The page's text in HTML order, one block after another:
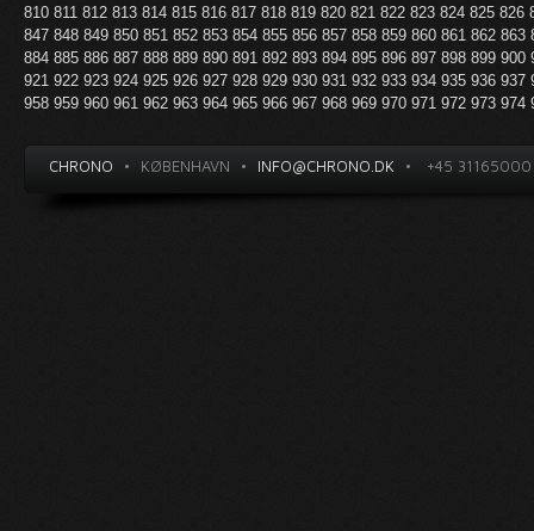
810 811 812 813 814 815 816 817 818 819 820 821 822 823 824 825 826
847 848 849 850 851 852 853 854 855 856 857 858 859 860 861 862 863
884 885 886 887 888 889 890 891 892 893 894 895 896 897 898 899 900
921 922 923 924 925 926 927 928 929 930 931 932 933 934 935 936 937
958 959 960 961 962 963 964 965 966 967 968 969 970 971 972 973 974
CHRONO • KØBENHAVN • INFO@CHRONO.DK • +45 31165000